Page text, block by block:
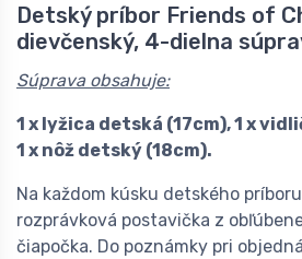
Detský príbor Friends of
dievčenský, 4-dielna
Súprava obsahuje:
1 x lyžica detská (17cm), 1 x
1 x nôž detský (18cm).
Na každom kúsku detského
rozprávková postavička z
čiapočka. Do poznámky pri